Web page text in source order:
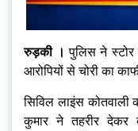
रुड़की । पुलिस ने स्टोर
आरोपियों से चोरी का
सिविल लाइंस कोतवाली
कुमार ने तहरीर देकर